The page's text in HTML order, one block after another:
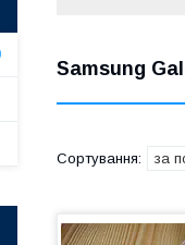
Samsung